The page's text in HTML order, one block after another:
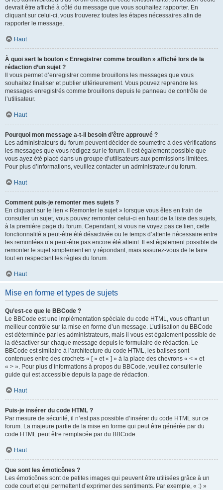
devrait être affiché à côté du message que vous souhaitez rapporter. En
cliquant sur celui-ci, vous trouverez toutes les étapes nécessaires afin de
rapporter le message.
Haut
À quoi sert le bouton « Enregistrer comme brouillon » affiché lors de la
rédaction d’un sujet ?
Il vous permet d’enregistrer comme brouillons les messages que vous
souhaitez finaliser et publier ultérieurement. Vous pouvez reprendre les
messages enregistrés comme brouillons depuis le panneau de contrôle de
l’utilisateur.
Haut
Pourquoi mon message a-t-il besoin d’être approuvé ?
Les administrateurs du forum peuvent décider de soumettre à des vérifications
les messages que vous rédigez sur le forum. Il est également possible que
vous ayez été placé dans un groupe d’utilisateurs aux permissions limitées.
Pour plus d’informations, veuillez contacter un administrateur du forum.
Haut
Comment puis-je remonter mes sujets ?
En cliquant sur le lien « Remonter le sujet » lorsque vous êtes en train de
consulter un sujet, vous pouvez remonter celui-ci en haut de la liste des sujets,
à la première page du forum. Cependant, si vous ne voyez pas ce lien, cette
fonctionnalité a peut-être été désactivée ou le temps d’attente nécessaire entre
les remontées n’a peut-être pas encore été atteint. Il est également possible de
remonter le sujet simplement en y répondant, mais assurez-vous de le faire
tout en respectant les règles du forum.
Haut
Mise en forme et types de sujets
Qu’est-ce que le BBCode ?
Le BBCode est une implémentation spéciale du code HTML, vous offrant un
meilleur contrôle sur la mise en forme d’un message. L’utilisation du BBCode
est déterminée par les administrateurs, mais il vous est également possible de
la désactiver sur chaque message depuis le formulaire de rédaction. Le
BBCode est similaire à l’architecture du code HTML, les balises sont
contenues entre des crochets « [ » et « ] » à la place des chevrons « < » et
« > ». Pour plus d’informations à propos du BBCode, veuillez consulter le
guide qui est accessible depuis la page de rédaction.
Haut
Puis-je insérer du code HTML ?
Par mesure de sécurité, il n’est pas possible d’insérer du code HTML sur ce
forum. La majeure partie de la mise en forme qui peut être générée par du
code HTML peut être remplacée par du BBCode.
Haut
Que sont les émoticônes ?
Les émoticônes sont de petites images qui peuvent être utilisées grâce à un
code court et qui permettent d’exprimer des sentiments. Par exemple, « :) »